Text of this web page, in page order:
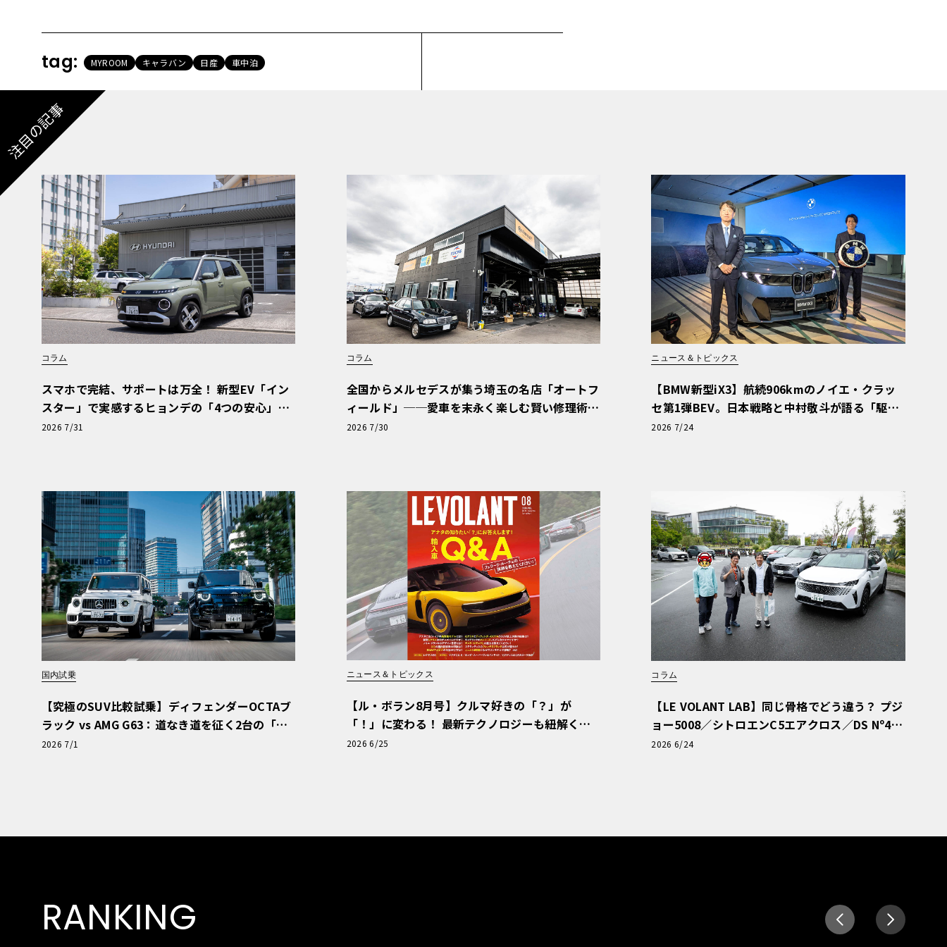
tag: MYROOM キャラバン 日産 車中泊
注目の記事
コラム
スマホで完結、サポートは万全！ 新型EV「イン
スター」で実感するヒョンデの「4つの安心」
【第1回・ヒョンデ6つの疑問：Why? Hyunda
2026 7/31
コラム
全国からメルセデスが集う埼玉の名店「オートフ
ィールド」──愛車を末永く楽しむ賢い修理術
と、プロがフックス製オイルを選ぶ理由〈PR〉
2026 7/30
ニュース＆トピックス
【BMW新型iX3】航続906kmのノイエ・クラッ
セ第1弾BEV。日本戦略と中村敬斗が語る「駆け
ぬける歓び」
2026 7/24
国内試乗
【究極のSUV比較試乗】ディフェンダーOCTAブ
ラック vs AMG G63：道なき道を征く2台の「対
極的アプローチ」
2026 7/1
ニュース＆トピックス
【ル・ボラン8月号】クルマ好きの「？」が
「！」に変わる！ 最新テクノロジーも紐解く
「輸入車Q&A」
2026 6/25
コラム
【LE VOLANT LAB】同じ骨格でどう違う？ プジ
ョー5008／シトロエンC5エアクロス／DS Nº4
読者一気乗りレポート
2026 6/24
RANKING